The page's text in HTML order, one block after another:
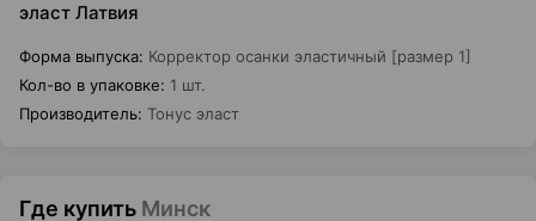
эласт Латвия
Форма выпуска: Корректор осанки эластичный [размер 1]
Кол-во в упаковке: 1 шт.
Производитель: Тонус эласт
Где купить Минск